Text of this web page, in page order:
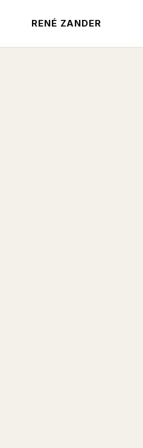
RENÉ ZANDER